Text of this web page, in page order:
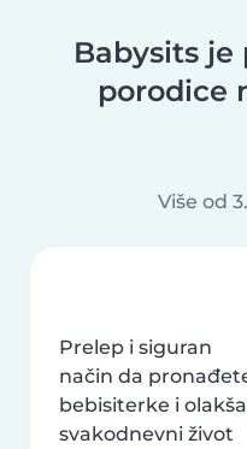
Babysits
porodice
Više od
Prelep i siguran
način da
bebisiterke i
svakodnevni život